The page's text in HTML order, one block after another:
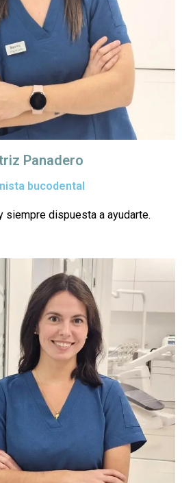
Panadero
bucodental
siempre dispuesta a ayudarte.